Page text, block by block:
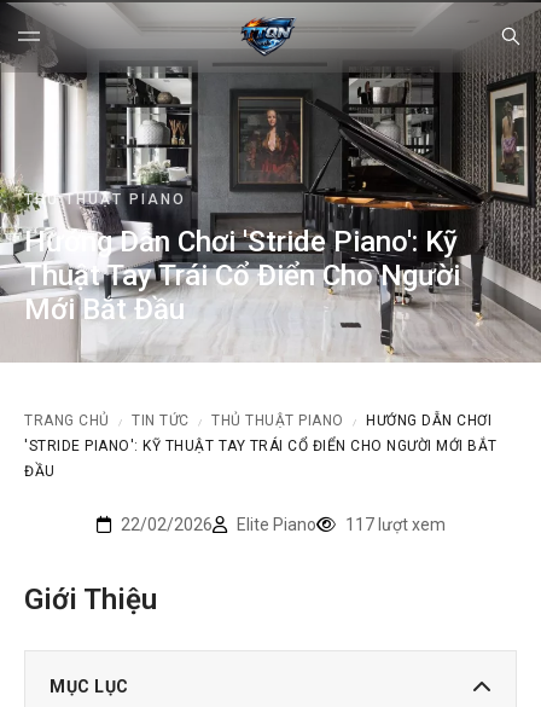
THỦ THUẬT PIANO
Hướng Dẫn Chơi 'Stride Piano': Kỹ
Thuật Tay Trái Cổ Điển Cho Người
Mới Bắt Đầu
TRANG CHỦ / TIN TỨC / THỦ THUẬT PIANO /
HƯỚNG DẪN CHƠI
'STRIDE PIANO': KỸ THUẬT TAY TRÁI CỔ ĐIỂN CHO NGƯỜI MỚI BẮT
ĐẦU
22/02/2026 Elite Piano 117 lượt xem
Giới Thiệu
MỤC LỤC